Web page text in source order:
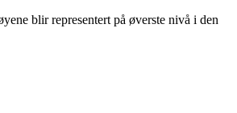
blir representert på øverste nivå i den